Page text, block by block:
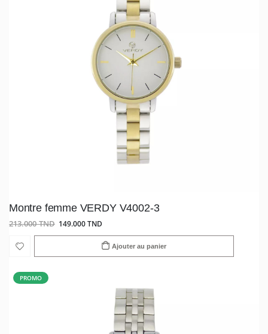
Montre femme VERDY V4002-3
213.000 TND 149.000 TND
Ajouter au panier
PROMO